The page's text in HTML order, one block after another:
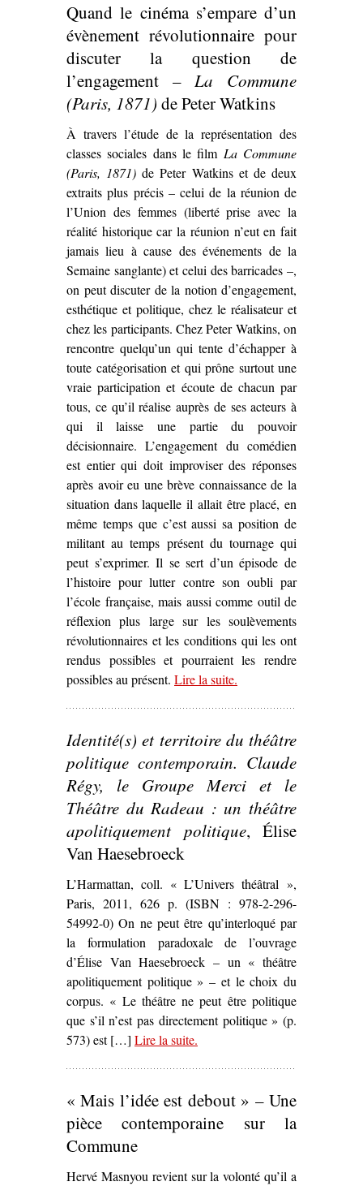
Quand le cinéma s’empare d’un
évènement révolutionnaire pour
discuter la question de
l’engagement –La Commune
(Paris, 1871) de Peter Watkins
À travers l’étude de la représentation des
classes sociales dans le film La Commune
(Paris, 1871) de Peter Watkins et de deux
extraits plus précis – celui de la réunion de
l’Union des femmes (liberté prise avec la
réalité historique car la réunion n’eut en fait
jamais lieu à cause des événements de la
Semaine sanglante) et celui des barricades –,
on peut discuter de la notion d’engagement,
esthétique et politique, chez le réalisateur et
chez les participants. Chez Peter Watkins, on
rencontre quelqu’un qui tente d’échapper à
toute catégorisation et qui prône surtout une
vraie participation et écoute de chacun par
tous, ce qu’il réalise auprès de ses acteurs à
qui il laisse une partie du pouvoir
décisionnaire. L’engagement du comédien
est entier qui doit improviser des réponses
après avoir eu une brève connaissance de la
situation dans laquelle il allait être placé, en
même temps que c’est aussi sa position de
militant au temps présent du tournage qui
peut s’exprimer. Il se sert d’un épisode de
l’histoire pour lutter contre son oubli par
l’école française, mais aussi comme outil de
réflexion plus large sur les soulèvements
révolutionnaires et les conditions qui les ont
rendus possibles et pourraient les rendre
possibles au présent. Lire la suite– ‘Quand le cinéma
révolutionnaire pour
discuter la question de
l’engagement –
Commune (Paris, 1871)
de Peter Watkins’
.
Identité(s) et territoire du théâtre
politique contemporain. Claude
Régy, le Groupe Merci et le
Théâtre du Radeau : un théâtre
apolitiquement politique, Élise
Van Haesebroeck
L’Harmattan, coll. « L’Univers théâtral »,
Paris, 2011, 626 p. (ISBN : 978-2-296-
54992-0) On ne peut être qu’interloqué par
la formulation paradoxale de l’ouvrage
d’Élise Van Haesebroeck – un « théâtre
apolitiquement politique » – et le choix du
corpus. « Le théâtre ne peut être politique
que s’il n’est pas directement politique » (p.
573) est […] Lire la suite– ‘
et le Théâtre du Radeau : un
théâtre apolitiquement politique
.
« Mais l’idée est debout » – Une
pièce contemporaine sur la
Commune
Hervé Masnyou revient sur la volonté qu’il a